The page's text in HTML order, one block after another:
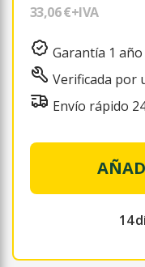
33,06 €+IVA
Garantía 1 año
Verificada por
Envío rápido
14